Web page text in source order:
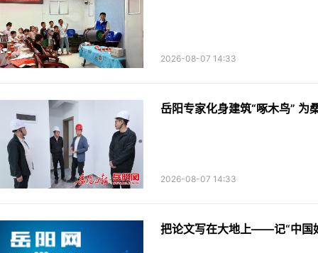
2026-08-07 14:33
岳阳专家化身建筑“啄木鸟” 为
2026-08-07 14:33
把论文写在大地上——记“中国